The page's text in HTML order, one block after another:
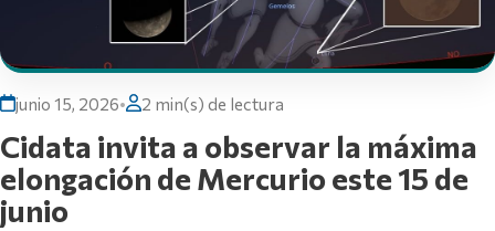
junio 15, 2026• 2 min(s) de lectura
Cidata invita a observar la máxima
elongación de Mercurio este 15 de
junio